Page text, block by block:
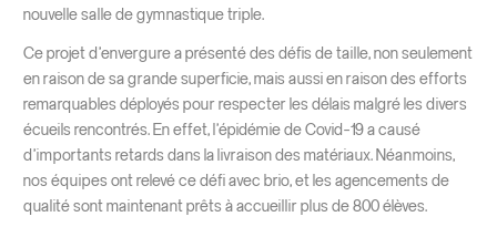
nouvelle salle de gymnastique triple.
Ce projet d’envergure a présenté des défis de taille, non seulement
en raison de sa grande superficie, mais aussi en raison des efforts
remarquables déployés pour respecter les délais malgré les divers
écueils rencontrés. En effet, l’épidémie de Covid-19 a causé
d’importants retards dans la livraison des matériaux. Néanmoins,
nos équipes ont relevé ce défi avec brio, et les agencements de
qualité sont maintenant prêts à accueillir plus de 800 élèves.